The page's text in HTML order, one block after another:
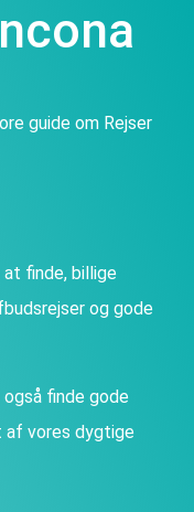
guide om Rejser
finde, billige
og gode
finde gode
vores dygtige